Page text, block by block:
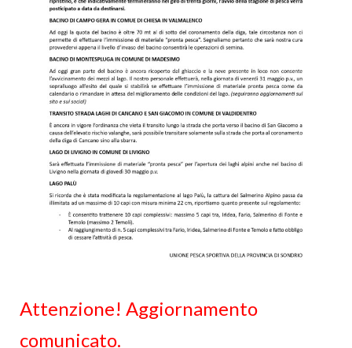
Attenzione! Aggiornamento
comunicato.